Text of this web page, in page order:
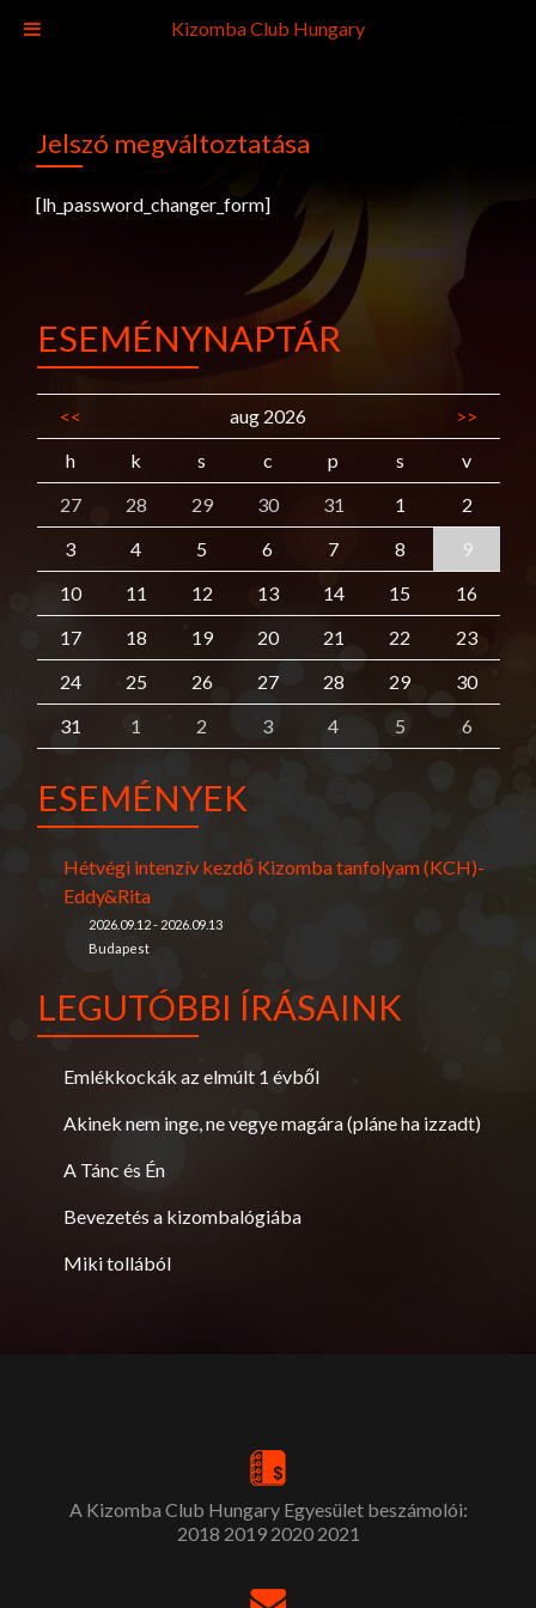
Jelszó megváltoztatása
[lh_password_changer_form]
ESEMÉNYNAPTÁR
<< aug 2026
>>
h
k s c p s
v
27
28 29 30 31 1
2
3
4 5 6 7 8
9
10
11 12 13 14 15
16
17
18 19 20 21 22
23
24
25 26 27 28 29
30
31
1 2 3 4 5 6
ESEMÉNYEK
Hétvégi intenzív kezdő Kizomba tanfolyam (KCH)-
Eddy&Rita
2026.09.12 - 2026.09.13
Budapest
LEGUTÓBBI ÍRÁSAINK
Emlékkockák az elmúlt 1 évből
Akinek nem inge, ne vegye magára (pláne ha izzadt)
A Tánc és Én
Bevezetés a kizombalógiába
Miki tollából
A Kizomba Club Hungary Egyesület beszámolói:
2018 2019 2020 2021
Kizomba Club Hungary